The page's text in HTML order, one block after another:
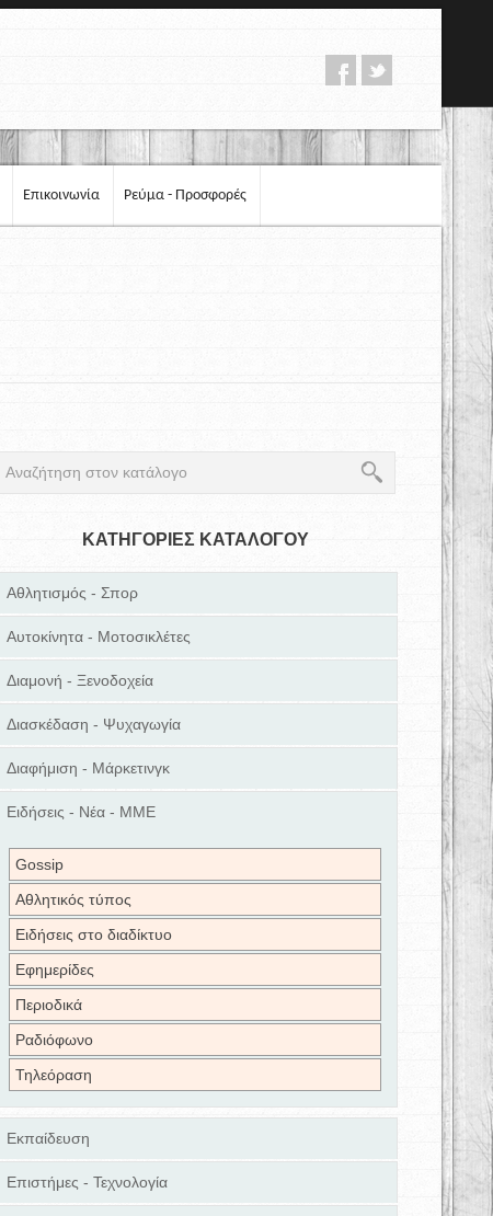
Επικοινωνία Ρεύμα - Προσφορές
ΚΑΤΗΓΟΡΙΕΣ ΚΑΤΑΛΟΓΟΥ
Αθλητισμός - Σπορ
Αυτοκίνητα - Μοτοσικλέτες
Διαμονή - Ξενοδοχεία
Διασκέδαση - Ψυχαγωγία
Διαφήμιση - Μάρκετινγκ
Ειδήσεις - Νέα - ΜΜΕ
Gossip
Αθλητικός τύπος
Ειδήσεις στο διαδίκτυο
Εφημερίδες
Περιοδικά
Ραδιόφωνο
Τηλεόραση
Εκπαίδευση
Επιστήμες - Τεχνολογία